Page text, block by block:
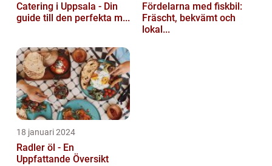
Catering i Uppsala - Din
guide till den perfekta m...
Fördelarna med fiskbil:
Fräscht, bekvämt och
lokal...
18 januari 2024
Radler öl - En
Uppfattande Översikt